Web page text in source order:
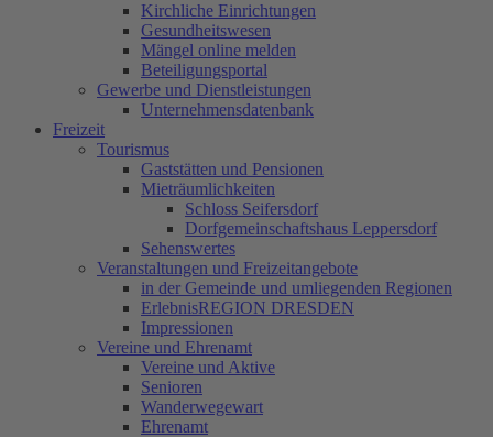
Kirchliche Einrichtungen
Gesundheitswesen
Mängel online melden
Beteiligungsportal
Gewerbe und Dienstleistungen
Unternehmensdatenbank
Freizeit
Tourismus
Gaststätten und Pensionen
Mieträumlichkeiten
Schloss Seifersdorf
Dorfgemeinschaftshaus Leppersdorf
Sehenswertes
Veranstaltungen und Freizeitangebote
in der Gemeinde und umliegenden Regionen
ErlebnisREGION DRESDEN
Impressionen
Vereine und Ehrenamt
Vereine und Aktive
Senioren
Wanderwegewart
Ehrenamt